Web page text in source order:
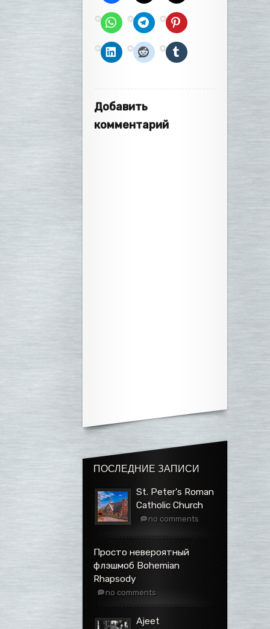
Добавить
комментарий
ПОСЛЕДНИЕ ЗАПИСИ
St. Peter's Roman
Catholic Church
no comments
Просто невероятный
флэшмоб Bohemian
Rhapsody
no comments
Ajeet